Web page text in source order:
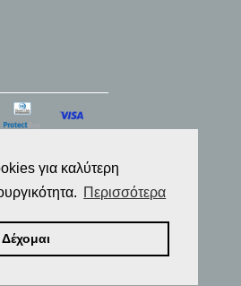
για καλύτερη
Περισσότερα
Δέχομαι
Δεδομένων